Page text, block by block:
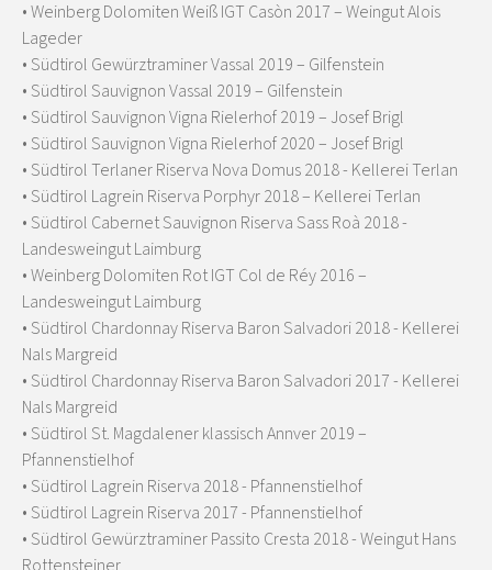
• Weinberg Dolomiten Weiß IGT Casòn 2017 – Weingut Alois
Lageder
• Südtirol Gewürztraminer Vassal 2019 – Gilfenstein
• Südtirol Sauvignon Vassal 2019 – Gilfenstein
• Südtirol Sauvignon Vigna Rielerhof 2019 – Josef Brigl
• Südtirol Sauvignon Vigna Rielerhof 2020 – Josef Brigl
• Südtirol Terlaner Riserva Nova Domus 2018 - Kellerei Terlan
• Südtirol Lagrein Riserva Porphyr 2018 – Kellerei Terlan
• Südtirol Cabernet Sauvignon Riserva Sass Roà 2018 -
Landesweingut Laimburg
• Weinberg Dolomiten Rot IGT Col de Réy 2016 –
Landesweingut Laimburg
• Südtirol Chardonnay Riserva Baron Salvadori 2018 - Kellerei
Nals Margreid
• Südtirol Chardonnay Riserva Baron Salvadori 2017 - Kellerei
Nals Margreid
• Südtirol St. Magdalener klassisch Annver 2019 –
Pfannenstielhof
• Südtirol Lagrein Riserva 2018 - Pfannenstielhof
• Südtirol Lagrein Riserva 2017 - Pfannenstielhof
• Südtirol Gewürztraminer Passito Cresta 2018 - Weingut Hans
Rottensteiner